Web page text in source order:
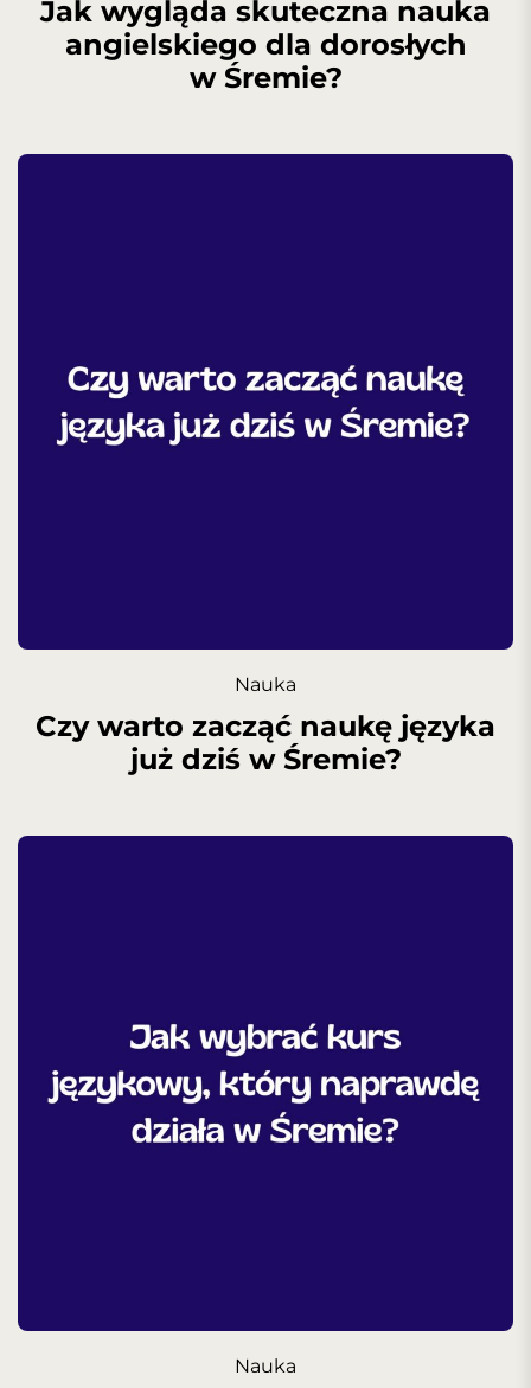
Jak wygląda skuteczna nauka
angielskiego dla dorosłych
w Śremie?
Nauka
Czy warto zacząć naukę języka
już dziś w Śremie?
Nauka